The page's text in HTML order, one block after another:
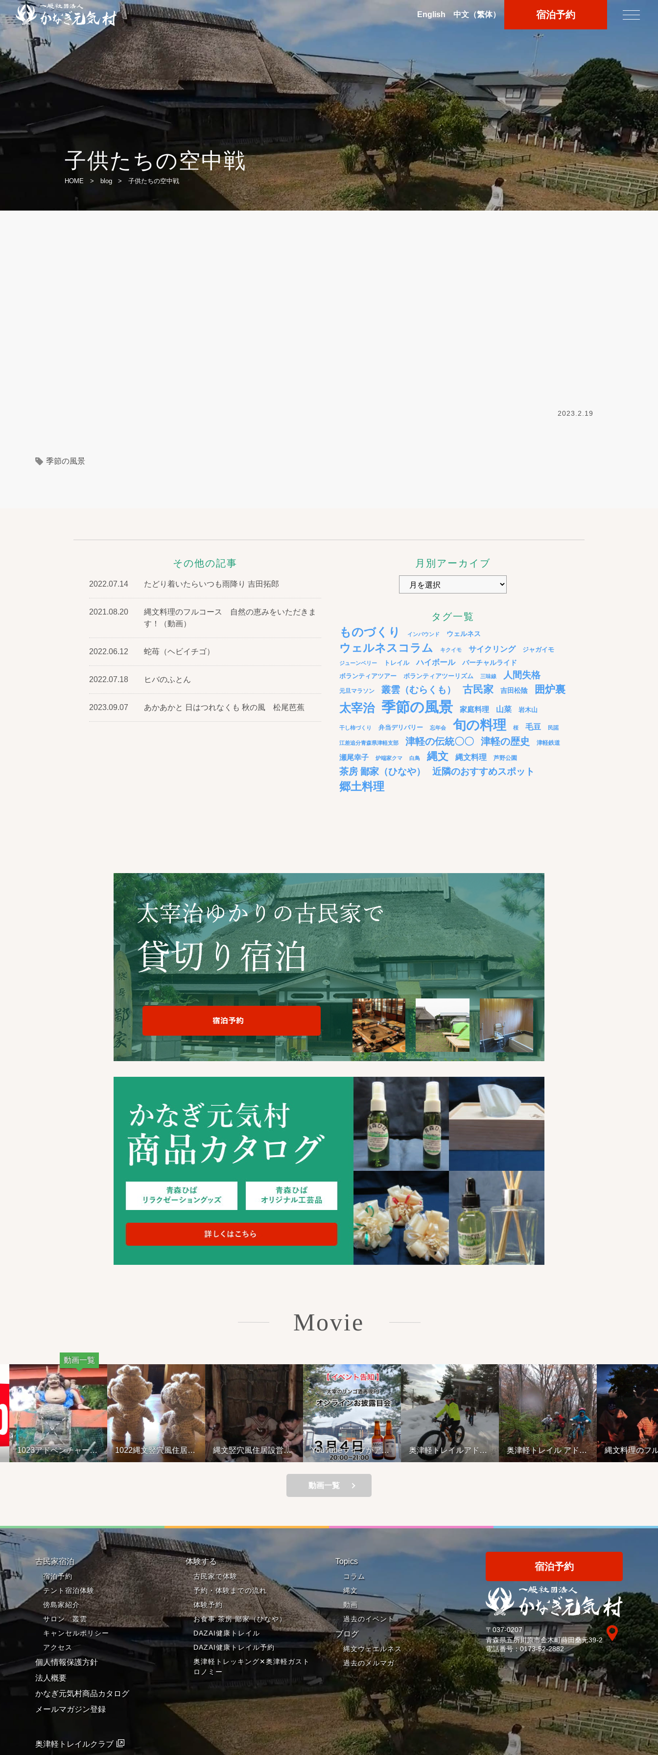
English 中文 （繁体） 宿泊予約
子供たちの空中戦
HOME > blog > 子供たちの空中戦
2023.2.19
季節の風景
その他の記事
2022.07.14 たどり着いたらいつも雨降り 吉田拓郎
2021.08.20
縄文料理のフルコース 自然の恵みをいただきま
す！（動画）
2022.06.12 蛇苺（ヘビイチゴ）
2022.07.18 ヒバのふとん
2023.09.07 あかあかと 日はつれなくも 秋の風 松尾芭蕉
月別アーカイブ
タグ一覧
ものづくり インバウンド ウェルネス
ウェルネスコラム キクイモ サイクリング ジャガイモ
ジューンベリー トレイル ハイボール バーチャルライド
ボランティアツアー ボランティアツーリズム 三味線 人間失格
元旦マラソン 叢雲（むらくも） 古民家 吉田松陰 囲炉裏
太宰治 季節の風景 家庭料理 山菜 岩木山
干し柿づくり 弁当デリバリー 忘年会 旬の料理 桜 毛豆 民謡
江差追分青森県津軽支部 津軽の伝統〇〇 津軽の歴史 津軽鉄道
瀬尾幸子 炉端家クマ 白鳥 縄文 縄文料理 芦野公園
茶房 鄙家（ひなや） 近隣のおすすめスポット
郷土料理
Movie
動画一覧
1023アドベンチャーラ
イド&山の幸弁当
1022縄文竪穴風住居設
営と縄文料理の夕べ②
縄文竪穴風住居設営と
縄文料理の夕べ
YouTubeライブがアッ
プされているよ
奥津軽トレイルアドベ
ンチャーライド 冬のモ
奥津軽トレイル アドベ
ンチャーライド 秋の奥
縄文料理のフルコ
ス 自然の恵みを
動画一覧
古民家宿泊
宿泊予約
テント宿泊体験
傍島家紹介
サロン 叢雲
キャンセルポリシー
アクセス
個人情報保護方針
法人概要
かなぎ元気村商品カタログ
メールマガジン登録
体験する
古民家で体験
予約・体験までの流れ
体験予約
お食事 茶房 鄙家（ひなや）
DAZAI健康トレイル
DAZAI健康トレイル予約
奥津軽トレッキング✕奥津軽ガスト
ロノミー
Topics
コラム
縄文
動画
過去のイベント
ブログ
縄文ウェエルネス
過去のメルマガ
奥津軽トレイルクラブ
宿泊予約
〒037-0207
青森県五所川原市金木町蒔田桑元39-2
電話番号：0173-52-2882